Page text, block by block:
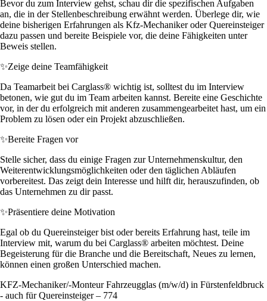
Bevor du zum Interview gehst, schau dir die spezifischen Aufgaben
an, die in der Stellenbeschreibung erwähnt werden. Überlege dir, wie
deine bisherigen Erfahrungen als Kfz-Mechaniker oder Quereinsteiger
dazu passen und bereite Beispiele vor, die deine Fähigkeiten unter
Beweis stellen.
✨Zeige deine Teamfähigkeit
Da Teamarbeit bei Carglass® wichtig ist, solltest du im Interview
betonen, wie gut du im Team arbeiten kannst. Bereite eine Geschichte
vor, in der du erfolgreich mit anderen zusammengearbeitet hast, um ein
Problem zu lösen oder ein Projekt abzuschließen.
✨Bereite Fragen vor
Stelle sicher, dass du einige Fragen zur Unternehmenskultur, den
Weiterentwicklungsmöglichkeiten oder den täglichen Abläufen
vorbereitest. Das zeigt dein Interesse und hilft dir, herauszufinden, ob
das Unternehmen zu dir passt.
✨Präsentiere deine Motivation
Egal ob du Quereinsteiger bist oder bereits Erfahrung hast, teile im
Interview mit, warum du bei Carglass® arbeiten möchtest. Deine
Begeisterung für die Branche und die Bereitschaft, Neues zu lernen,
können einen großen Unterschied machen.
KFZ-Mechaniker/-Monteur Fahrzeugglas (m/w/d) in Fürstenfeldbruck
- auch für Quereinsteiger – 774